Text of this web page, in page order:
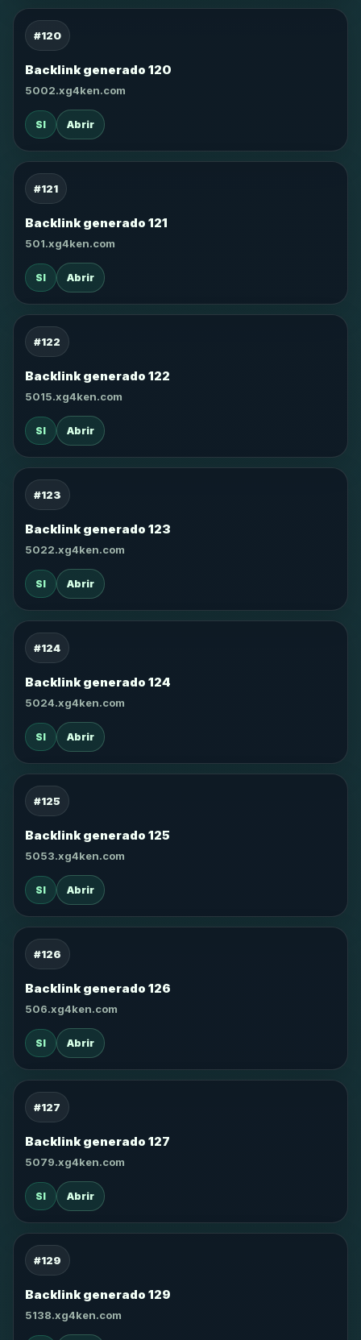
#120
Backlink generado 120
5002.xg4ken.com
SI Abrir
#121
Backlink generado 121
501.xg4ken.com
SI Abrir
#122
Backlink generado 122
5015.xg4ken.com
SI Abrir
#123
Backlink generado 123
5022.xg4ken.com
SI Abrir
#124
Backlink generado 124
5024.xg4ken.com
SI Abrir
#125
Backlink generado 125
5053.xg4ken.com
SI Abrir
#126
Backlink generado 126
506.xg4ken.com
SI Abrir
#127
Backlink generado 127
5079.xg4ken.com
SI Abrir
#129
Backlink generado 129
5138.xg4ken.com